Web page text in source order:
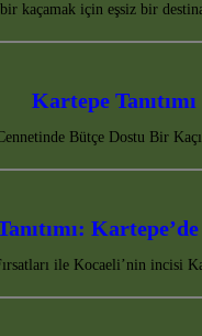
kaçamak için eşsiz bir
Kartepe
Bütçe Dostu Bir
ile Kocaeli’nin